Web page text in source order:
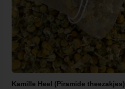
Kamille Heel (Piramide theezakjes)